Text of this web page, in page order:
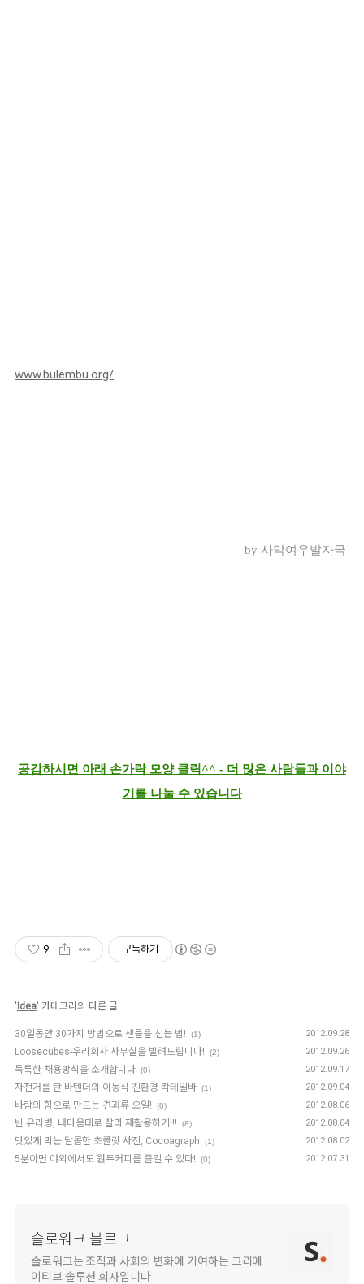
www.bulembu.org/
by 사막여우발자국
공감하시면 아래 손가락 모양 클릭^^ - 더 많은 사람들과 이야
기를 나눌 수 있습니다
9 구독하기
' Idea' 카테고리의 다른 글
30일동안 30가지 방법으로 샌들을 신는 법 ! (1) 2012.09.28
Loosecubes-우리회사 사무실을 빌려드립니다! (2) 2012.09.26
독특한 채용방식을 소개합니다 (0) 2012.09.17
자전거를 탄 바텐더의 이동식 친환경 칵테일바 (1) 2012.09.04
바람의 힘으로 만드는 견과류 오일! (0) 2012.08.06
빈 유리병, 내마음대로 잘라 재활용하기!!! (8) 2012.08.04
맛있게 먹는 달콤한 초콜릿 사진, Cocoagraph (1) 2012.08.02
5분이면 야외에서도 원두커피를 즐길 수 있다! (0) 2012.07.31
슬로워크 블로그
슬로워크는 조직과 사회의 변화에 기여하는 크리에
이티브 솔루션 회사입니다